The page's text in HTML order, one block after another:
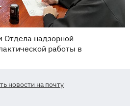
Отдела надзорной
работы в
новости на почту